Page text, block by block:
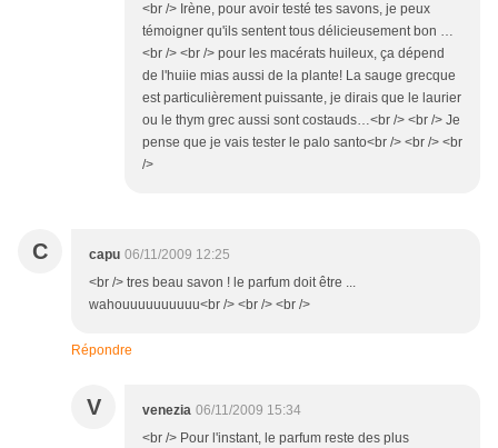
<br /> Irène, pour avoir testé tes savons, je peux
témoigner qu'ils sentent tous délicieusement bon …
<br /> <br /> pour les macérats huileux, ça dépend
de l'huiie mias aussi de la plante! La sauge grecque
est particulièrement puissante, je dirais que le laurier
ou le thym grec aussi sont costauds…<br /> <br /> Je
pense que je vais tester le palo santo<br /> <br /> <br
/>
C capu 06/11/2009 12:25
<br /> tres beau savon ! le parfum doit être ...
wahouuuuuuuuuu<br /> <br /> <br />
Répondre
V venezia 06/11/2009 15:34
<br /> Pour l'instant, le parfum reste des plus